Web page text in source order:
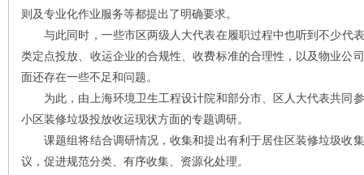
则及专业化作业服务等都提出了明确要求。
与此同时，一些市区两级人大代表在履职过程中也听到不少代
类定点投放、收运企业的合规性、收费标准的合理性，以及物业公
面还存在一些不足和问题。
为此，由上海环境卫生工程设计院和部分市、区人大代表共同
小区装修垃圾投放收运现状方面的专题调研。
课题组将结合调研情况，收集和提出有利于居住区装修垃圾收
议，促进规范分类、有序收集、资源化处理。